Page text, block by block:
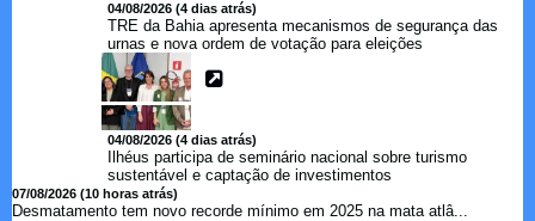
04/08/2026 (4 dias atrás)
TRE da Bahia apresenta mecanismos de segurança das
urnas e nova ordem de votação para eleições
04/08/2026 (4 dias atrás)
Ilhéus participa de seminário nacional sobre turismo
sustentável e captação de investimentos
07/08/2026 (10 horas atrás)
Desmatamento tem novo recorde mínimo em 2025 na mata atlâ...